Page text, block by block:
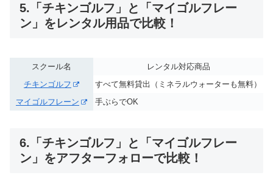
5.「チキンゴルフ」と「マイゴルフレー
ン」をレンタル用品で比較！
スクール名
レンタル対応商品
チキンゴルフ
すべて無料貸出（ミネラルウォーターも無料）
マイゴルフレーン
手ぶらでOK
6.「チキンゴルフ」と「マイゴルフレー
ン」をアフターフォローで比較！